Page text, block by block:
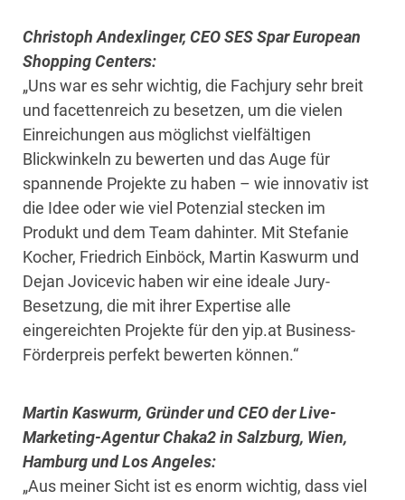
Christoph Andexlinger, CEO SES Spar European
Shopping Centers:
„Uns war es sehr wichtig, die Fachjury sehr breit
und facettenreich zu besetzen, um die vielen
Einreichungen aus möglichst vielfältigen
Blickwinkeln zu bewerten und das Auge für
spannende Projekte zu haben – wie innovativ ist
die Idee oder wie viel Potenzial stecken im
Produkt und dem Team dahinter. Mit Stefanie
Kocher, Friedrich Einböck, Martin Kaswurm und
Dejan Jovicevic haben wir eine ideale Jury-
Besetzung, die mit ihrer Expertise alle
eingereichten Projekte für den yip.at Business-
Förderpreis perfekt bewerten können.“
Martin Kaswurm, Gründer und CEO der Live-
Marketing-Agentur Chaka2 in Salzburg, Wien,
Hamburg und Los Angeles:
„Aus meiner Sicht ist es enorm wichtig, dass viel